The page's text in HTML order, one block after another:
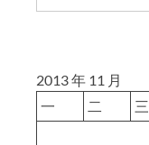
2013 年 11 月
一
二 三